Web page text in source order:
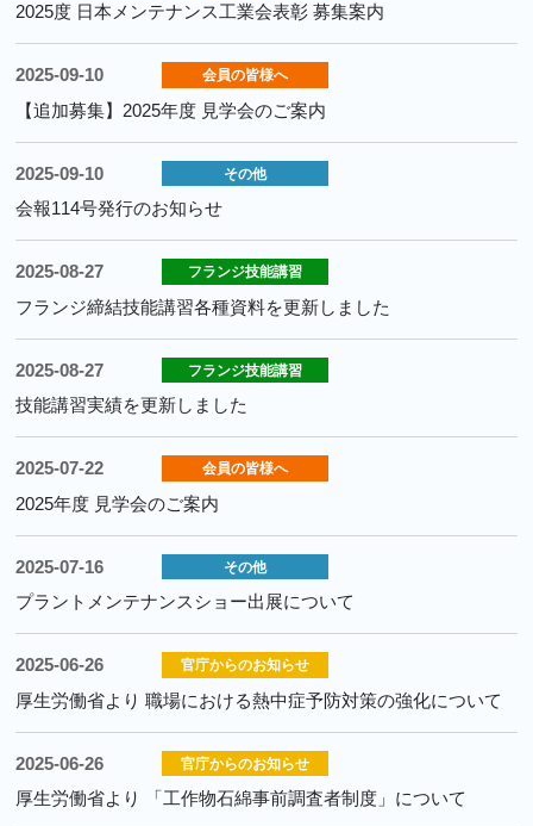
2025度 日本メンテナンス工業会表彰 募集案内
2025-09-10 会員の皆様へ
【追加募集】2025年度 見学会のご案内
2025-09-10 その他
会報114号発行のお知らせ
2025-08-27 フランジ技能講習
フランジ締結技能講習各種資料を更新しました
2025-08-27 フランジ技能講習
技能講習実績を更新しました
2025-07-22 会員の皆様へ
2025年度 見学会のご案内
2025-07-16 その他
プラントメンテナンスショー出展について
2025-06-26 官庁からのお知らせ
厚生労働省より 職場における熱中症予防対策の強化について
2025-06-26 官庁からのお知らせ
厚生労働省より 「工作物石綿事前調査者制度」について